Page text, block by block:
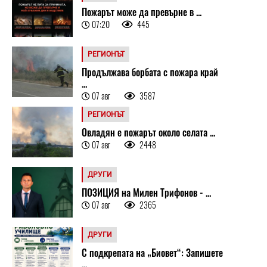
Пожарът може да превърне в ...
07:20 445
РЕГИОНЪТ
Продължава борбата с пожара край
...
07 авг 3587
РЕГИОНЪТ
Овладян е пожарът около селата ...
07 авг 2448
ДРУГИ
ПОЗИЦИЯ на Милен Трифонов - ...
07 авг 2365
ДРУГИ
С подкрепата на „Биовет“: Запишете